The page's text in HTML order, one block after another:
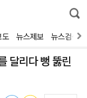
통
합
색
뉴스제보 뉴스검색
달리다 뻥 뚫린